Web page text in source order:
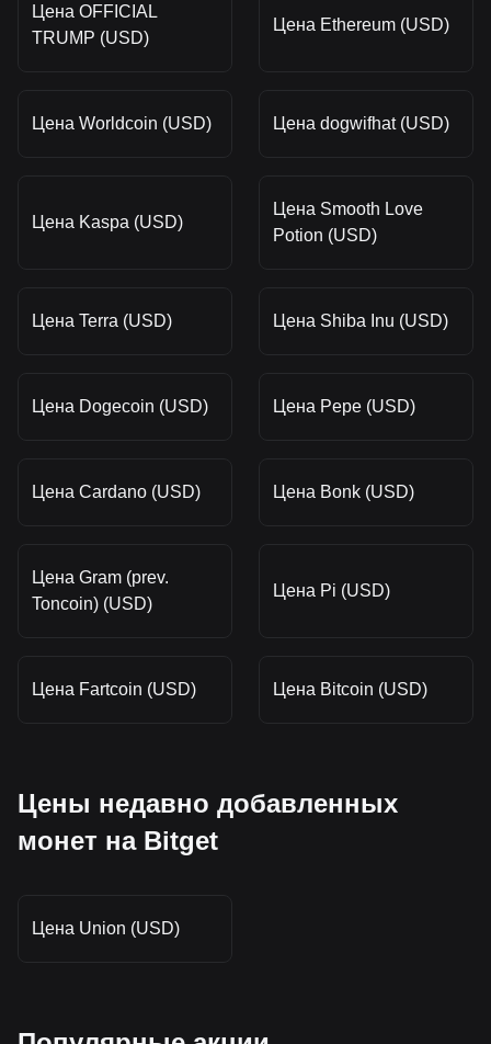
Цена OFFICIAL
TRUMP (USD)
Цена Ethereum (USD)
Цена Worldcoin (USD) Цена dogwifhat (USD)
Цена Kaspa (USD)
Цена Smooth Love
Potion (USD)
Цена Terra (USD) Цена Shiba Inu (USD)
Цена Dogecoin (USD) Цена Pepe (USD)
Цена Cardano (USD) Цена Bonk (USD)
Цена Gram (prev.
Toncoin) (USD)
Цена Pi (USD)
Цена Fartcoin (USD) Цена Bitcoin (USD)
Цены недавно добавленных
монет на Bitget
Цена Union (USD)